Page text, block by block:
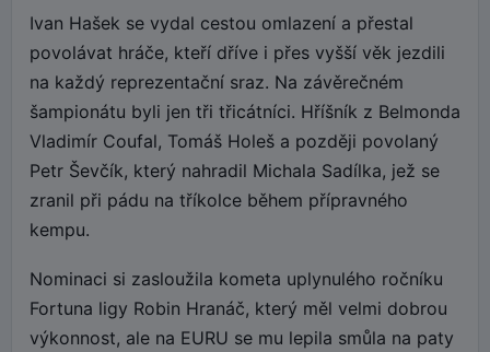
Ivan Hašek se vydal cestou omlazení a přestal
povolávat hráče, kteří dříve i přes vyšší věk jezdili
na každý reprezentační sraz. Na závěrečném
šampionátu byli jen tři třicátníci. Hříšník z Belmonda
Vladimír Coufal, Tomáš Holeš a později povolaný
Petr Ševčík, který nahradil Michala Sadílka, jež se
zranil při pádu na tříkolce během přípravného
kempu.
Nominaci si zasloužila kometa uplynulého ročníku
Fortuna ligy Robin Hranáč, který měl velmi dobrou
výkonnost, ale na EURU se mu lepila smůla na paty